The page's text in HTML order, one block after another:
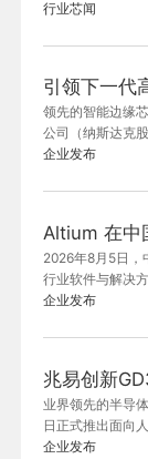
公司达成战略合
及量产。
行业芯闻
领先的智能边缘
公司（纳斯达克
耗AIoT无线音频
载Ceva-Waves™
片。
企业发布
2026年8月5日
行业软件与解决
布，其新一代电
企业发布
业界领先的半导
日正式推出面向
臂、灵巧手的
企业发布